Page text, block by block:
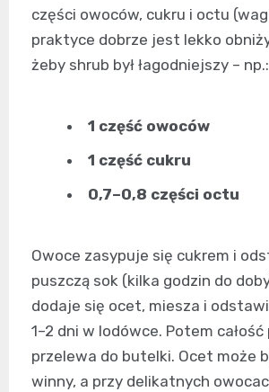
części owoców, cukru i octu
praktyce dobrze jest lekko
żeby shrub był łagodniejszy – np.:
1 część owoców
1 część cukru
0,7–0,8 części octu
Owoce zasypuje się cukrem i
puszczą sok (kilka godzin do
dodaje się ocet, miesza i
1–2 dni w lodówce. Potem
przelewa do butelki. Ocet może
winny, a przy delikatnych